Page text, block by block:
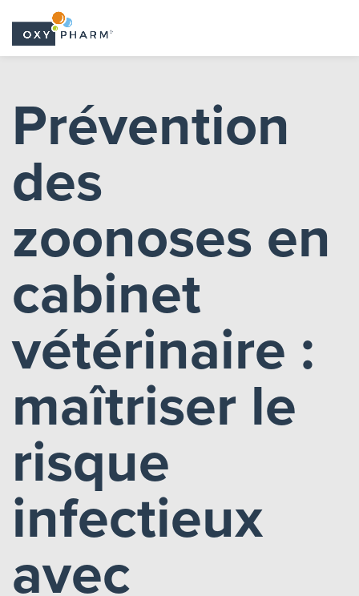
Prévention
des
zoonoses en
cabinet
vétérinaire :
maîtriser le
risque
infectieux
avec